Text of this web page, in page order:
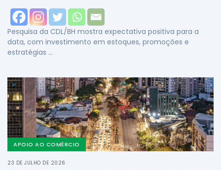
Pesquisa da CDL/BH mostra expectativa positiva para a
data, com investimento em estoques, promoções e
estratégias …
APOIO AO COMÉRCIO
23 DE JULHO DE 2026